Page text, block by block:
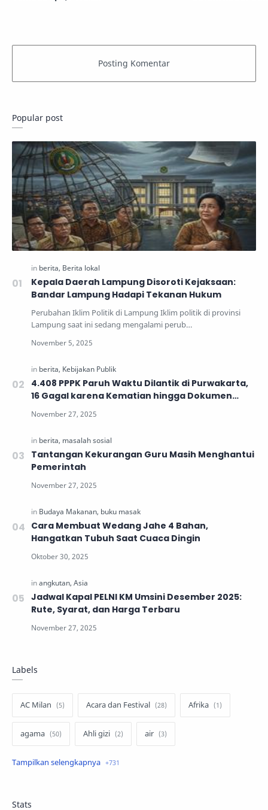
Popular post
Kepala Daerah Lampung Disoroti Kejaksaan:
Bandar Lampung Hadapi Tekanan Hukum
Perubahan Iklim Politik di Lampung Iklim politik di provinsi
Lampung saat ini sedang mengalami perub…
4.408 PPPK Paruh Waktu Dilantik di Purwakarta,
16 Gagal karena Kematian hingga Dokumen
Tidak Lengkap
Tantangan Kekurangan Guru Masih Menghantui
Pemerintah
Cara Membuat Wedang Jahe 4 Bahan,
Hangatkan Tubuh Saat Cuaca Dingin
Jadwal Kapal PELNI KM Umsini Desember 2025:
Rute, Syarat, dan Harga Terbaru
Labels
AC Milan Acara dan Festival Afrika
agama Ahli gizi air
air minum Airbnb
Stats